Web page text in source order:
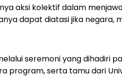
aksi kolektif dalam
dapat diatasi jika negara,
seremoni yang
program, serta tamu dari